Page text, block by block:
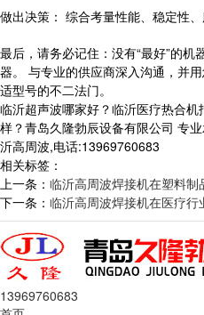
做出决策： 综合考量性能、稳定性
最后，请务必记住：没有“最好”的机
器。 与专业的供应商深入沟通，并
适型号的不二法门。
临沂超声波哪家好？临沂医疗热合
样？青岛久隆勃辰设备有限公司 专
沂高周波,电话:13969760683
相关标签：
上一条： 临沂高周波焊接机在塑料制
下一条： 临沂高周波焊接机在医疗行
13969760683